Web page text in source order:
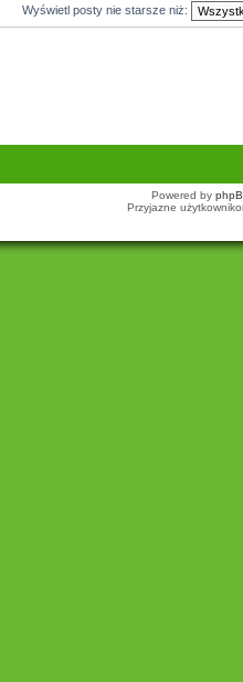
Wyświetl posty nie starsze niż:
Powered by
Przyjazne